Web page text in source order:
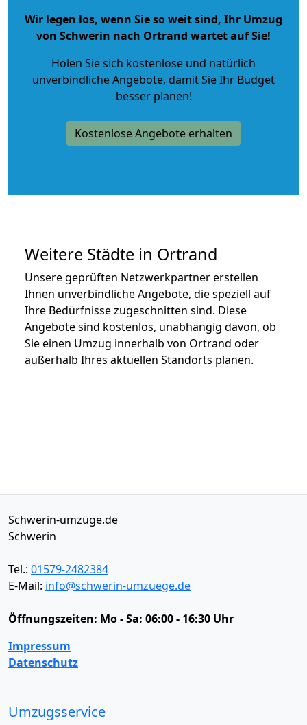
Wir legen los, wenn Sie so weit sind, Ihr Umzug
von Schwerin nach Ortrand wartet auf Sie!
Holen Sie sich kostenlose und natürlich
unverbindliche Angebote, damit Sie Ihr Budget
besser planen!
Kostenlose Angebote erhalten
Weitere Städte in Ortrand
Unsere geprüften Netzwerkpartner erstellen
Ihnen unverbindliche Angebote, die speziell auf
Ihre Bedürfnisse zugeschnitten sind. Diese
Angebote sind kostenlos, unabhängig davon, ob
Sie einen Umzug innerhalb von Ortrand oder
außerhalb Ihres aktuellen Standorts planen.
Schwerin-umzüge.de
Schwerin
Tel.: 01579-2482384
E-Mail: info@schwerin-umzuege.de
Öffnungszeiten: Mo - Sa: 06:00 - 16:30 Uhr
Impressum
Datenschutz
Umzugsservice